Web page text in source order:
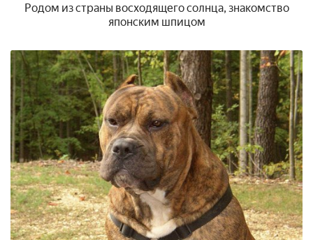
Родом из страны восходящего солнца, знакомство
японским шпицом